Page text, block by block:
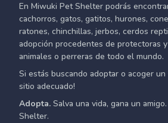
En Miwuki Pet Shelter podrás
cachorros, gatos, gatitos, hurones,
ratones, chinchillas, jerbos, cerdos
adopción procedentes de protectoras
animales o perreras de todo el mundo.
Si estás buscando adoptar o acoger un
sitio adecuado!
Adopta. Salva una vida, gana un
Shelter.